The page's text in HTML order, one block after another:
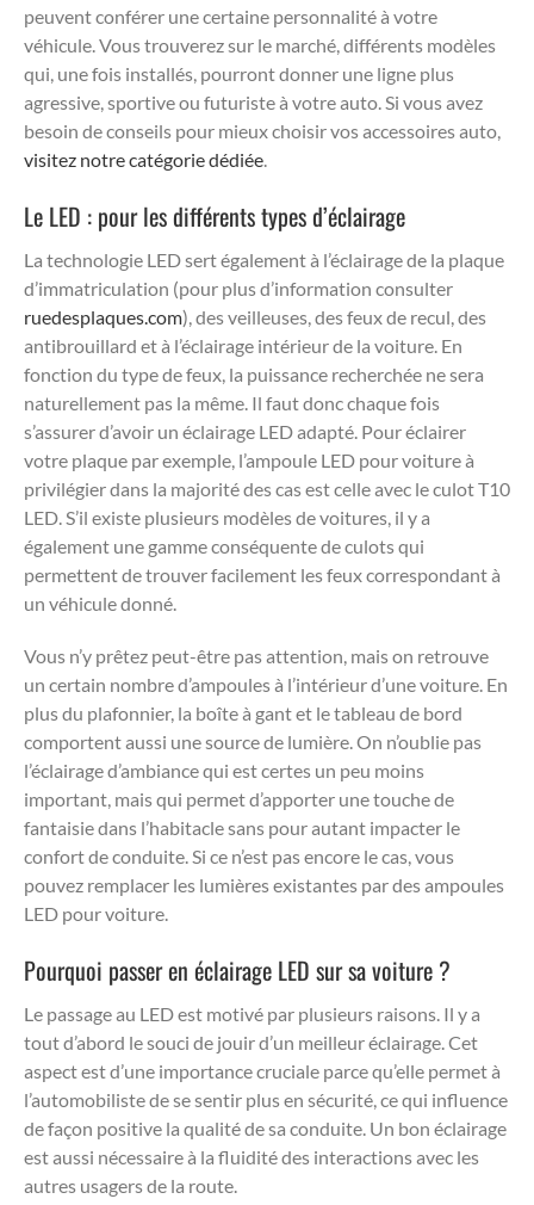
peuvent conférer une certaine personnalité à votre
véhicule. Vous trouverez sur le marché, différents modèles
qui, une fois installés, pourront donner une ligne plus
agressive, sportive ou futuriste à votre auto. Si vous avez
besoin de conseils pour mieux choisir vos accessoires auto,
visitez notre catégorie dédiée.
Le LED : pour les différents types d’éclairage
La technologie LED sert également à l’éclairage de la plaque
d’immatriculation (pour plus d’information consulter
ruedesplaques.com), des veilleuses, des feux de recul, des
antibrouillard et à l’éclairage intérieur de la voiture. En
fonction du type de feux, la puissance recherchée ne sera
naturellement pas la même. Il faut donc chaque fois
s’assurer d’avoir un éclairage LED adapté. Pour éclairer
votre plaque par exemple, l’ampoule LED pour voiture à
privilégier dans la majorité des cas est celle avec le culot T10
LED. S’il existe plusieurs modèles de voitures, il y a
également une gamme conséquente de culots qui
permettent de trouver facilement les feux correspondant à
un véhicule donné.
Vous n’y prêtez peut-être pas attention, mais on retrouve
un certain nombre d’ampoules à l’intérieur d’une voiture. En
plus du plafonnier, la boîte à gant et le tableau de bord
comportent aussi une source de lumière. On n’oublie pas
l’éclairage d’ambiance qui est certes un peu moins
important, mais qui permet d’apporter une touche de
fantaisie dans l’habitacle sans pour autant impacter le
confort de conduite. Si ce n’est pas encore le cas, vous
pouvez remplacer les lumières existantes par des ampoules
LED pour voiture.
Pourquoi passer en éclairage LED sur sa voiture ?
Le passage au LED est motivé par plusieurs raisons. Il y a
tout d’abord le souci de jouir d’un meilleur éclairage. Cet
aspect est d’une importance cruciale parce qu’elle permet à
l’automobiliste de se sentir plus en sécurité, ce qui influence
de façon positive la qualité de sa conduite. Un bon éclairage
est aussi nécessaire à la fluidité des interactions avec les
autres usagers de la route.